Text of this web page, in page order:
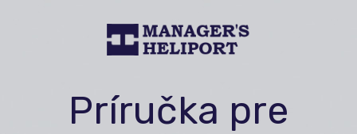
Príručka pre